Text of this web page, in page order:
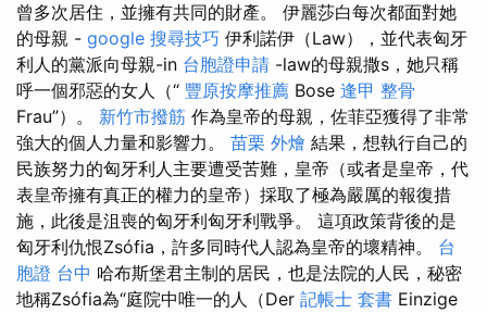
曾多次居住，並擁有共同的財產。 伊麗莎白每次都面對她
的母親 - google 搜尋技巧 伊利諾伊（Law），並代表匈牙
利人的黨派向母親-in 台胞證申請 -law的母親撒s，她只稱
呼一個邪惡的女人（“ 豐原按摩推薦 Bose 逢甲 整骨
Frau”）。 新竹市撥筋 作為皇帝的母親，佐菲亞獲得了非常
強大的個人力量和影響力。 苗栗 外燴 結果，想執行自己的
民族努力的匈牙利人主要遭受苦難，皇帝（或者是皇帝，代
表皇帝擁有真正的權力的皇帝）採取了極為嚴厲的報復措
施，此後是沮喪的匈牙利匈牙利戰爭。 這項政策背後的是
匈牙利仇恨Zsófia，許多同時代人認為皇帝的壞精神。 台
胞證 台中 哈布斯堡君主制的居民，也是法院的人民，秘密
地稱Zsófia為“庭院中唯一的人（Der 記帳士 套書 Einzige